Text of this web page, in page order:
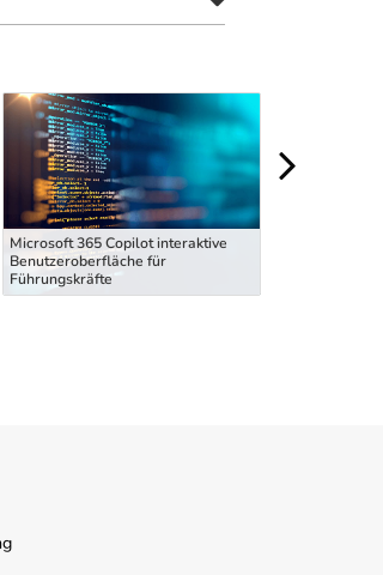
Microsoft 365 Copilot interaktive
Benutzeroberfläche für
Führungskräfte